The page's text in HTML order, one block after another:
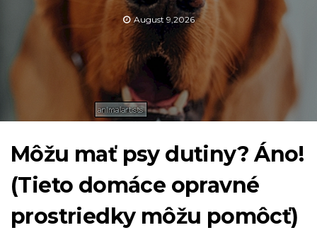
August 9,2026
Môžu mať psy dutiny? Áno!
(Tieto domáce opravné
prostriedky môžu pomôcť)